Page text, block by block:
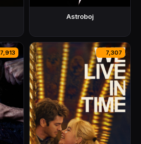
Astroboj
7,913 7,307